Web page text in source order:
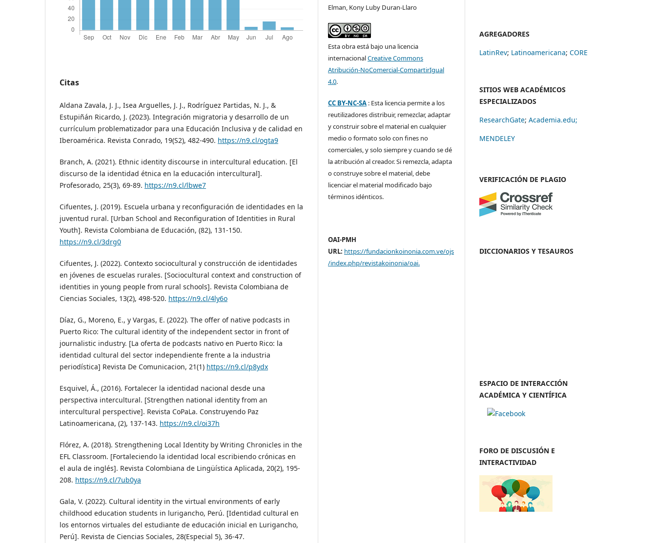
Citas
Aldana Zavala, J. J., Isea Arguelles, J. J., Rodríguez Partidas, N. J., &
Estupiñán Ricardo, J. (2023). Integración migratoria y desarrollo de un
currículum problematizador para una Educación Inclusiva y de calidad en
Iberoamérica. Revista Conrado, 19(S2), 482-490. https://n9.cl/ogta9
Branch, A. (2021). Ethnic identity discourse in intercultural education. [El
discurso de la identidad étnica en la educación intercultural].
Profesorado, 25(3), 69-89. https://n9.cl/lbwe7
Cifuentes, J. (2019). Escuela urbana y reconfiguración de identidades en la
juventud rural. [Urban School and Reconfiguration of Identities in Rural
Youth]. Revista Colombiana de Educación, (82), 131-150.
https://n9.cl/3drg0
Cifuentes, J. (2022). Contexto sociocultural y construcción de identidades
en jóvenes de escuelas rurales. [Sociocultural context and construction of
identities in young people from rural schools]. Revista Colombiana de
Ciencias Sociales, 13(2), 498-520. https://n9.cl/4ly6o
Díaz, G., Moreno, E., y Vargas, E. (2022). The offer of native podcasts in
Puerto Rico: The cultural identity of the independent sector in front of
journalistic industry. [La oferta de podcasts nativo en Puerto Rico: la
identidad cultural del sector independiente frente a la industria
periodística] Revista De Comunicacion, 21(1) https://n9.cl/p8ydx
Esquivel, Á., (2016). Fortalecer la identidad nacional desde una
perspectiva intercultural. [Strengthen national identity from an
intercultural perspective]. Revista CoPaLa. Construyendo Paz
Latinoamericana, (2), 137-143. https://n9.cl/oi37h
Flórez, A. (2018). Strengthening Local Identity by Writing Chronicles in the
EFL Classroom. [Fortaleciendo la identidad local escribiendo crónicas en
el aula de inglés]. Revista Colombiana de Lingüística Aplicada, 20(2), 195-
208. https://n9.cl/7ub0ya
Gala, V. (2022). Cultural identity in the virtual environments of early
childhood education students in lurigancho, Perú. [Identidad cultural en
los entornos virtuales del estudiante de educación inicial en Lurigancho,
Perú]. Revista de Ciencias Sociales, 28(Especial 5), 36-47.
Elman, Kony Luby Duran-Llaro
Esta obra está bajo una licencia
internacionalCreative Commons
Atribución-NoComercial-CompartirIgual
4.0.
CC BY-NC-SA : Esta licencia permite a los
reutilizadores distribuir, remezclar, adaptar
y construir sobre el material en cualquier
medio o formato solo con fines no
comerciales, y solo siempre y cuando se dé
la atribución al creador. Si remezcla, adapta
o construye sobre el material, debe
licenciar el material modificado bajo
términos idénticos.
OAI-PMH
URL: https://fundacionkoinonia.com.ve/ojs
/index.php/revistakoinonia/oai.
AGREGADORES
LatinRev; Latinoamericana; CORE
SITIOS WEB ACADÉMICOS
ESPECIALIZADOS
ResearchGate; Academia.edu;
MENDELEY
VERIFICACIÓN DE PLAGIO
DICCIONARIOS Y TESAUROS
ESPACIO DE INTERACCIÓN
ACADÉMICA Y CIENTÍFICA
FORO DE DISCUSIÓN E
INTERACTIVIDAD